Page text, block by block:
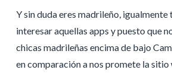
Y sin duda eres madrileño, igualmente
interesar aquellas apps y puesto que
chicas madrileñas encima de bajo
en comparación a nos promete la sitio